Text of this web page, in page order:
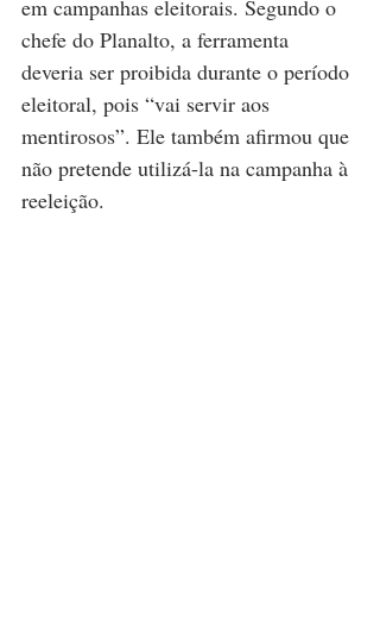
em campanhas eleitorais. Segundo o
chefe do Planalto, a ferramenta
deveria ser proibida durante o período
eleitoral, pois “vai servir aos
mentirosos”. Ele também afirmou que
não pretende utilizá-la na campanha à
reeleição.